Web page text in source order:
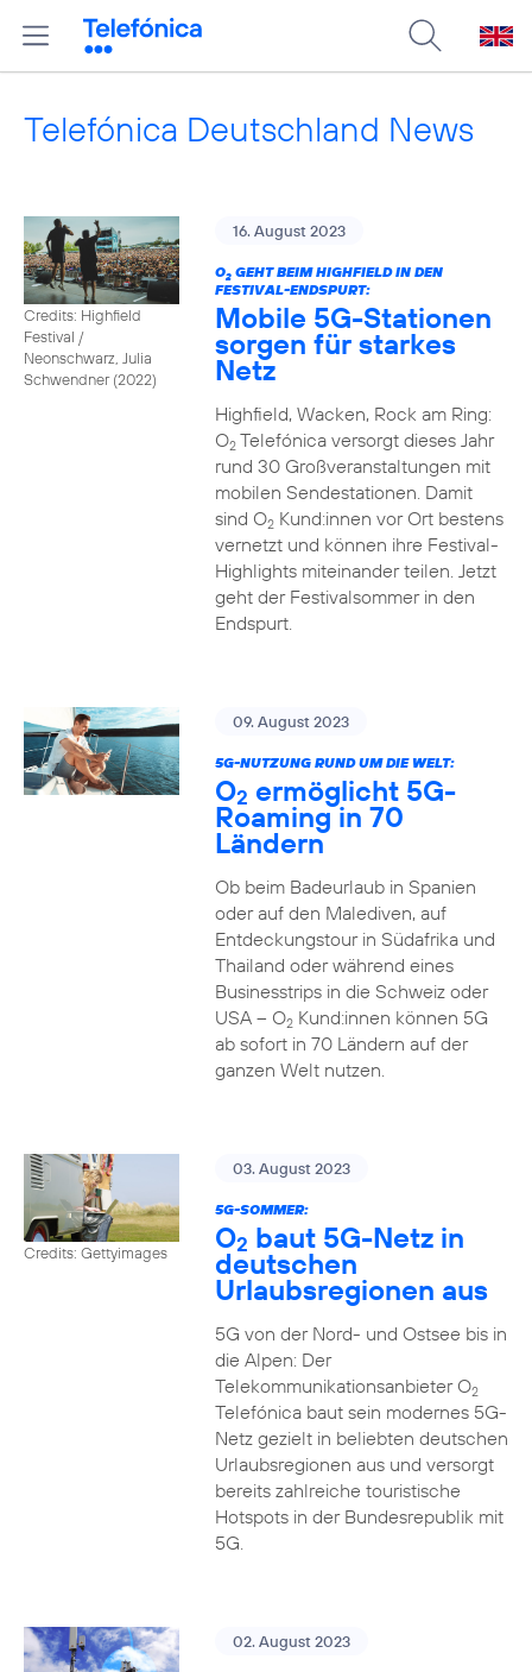
Telefónica Deutschland News
Credits: Highfield
Festival /
Neonschwarz, Julia
Schwendner (2022)
16. August 2023
O2GEHT BEIM HIGHFIELD IN DEN
FESTIVAL-ENDSPURT:
Mobile 5G-Stationen
sorgen für starkes
Netz
Highfield, Wacken, Rock am Ring:
O2Telefónica versorgt dieses Jahr
rund 30 Großveranstaltungen mit
mobilen Sendestationen. Damit
sind O2Kund:innen vor Ort bestens
vernetzt und können ihre Festival-
Highlights miteinander teilen. Jetzt
geht der Festivalsommer in den
Endspurt.
09. August 2023
5G-NUTZUNG RUND UM DIE WELT:
O2 ermöglicht 5G-
Roaming in 70
Ländern
Ob beim Badeurlaub in Spanien
oder auf den Malediven, auf
Entdeckungstour in Südafrika und
Thailand oder während eines
Businesstrips in die Schweiz oder
USA – O2Kund:innen können 5G
ab sofort in 70 Ländern auf der
ganzen Welt nutzen.
Credits: Gettyimages
03. August 2023
5G-SOMMER:
O2 baut 5G-Netz in
deutschen
Urlaubsregionen aus
5G von der Nord- und Ostsee bis in
die Alpen: Der
Telekommunikationsanbieter O2
Telefónica baut sein modernes 5G-
Netz gezielt in beliebten deutschen
Urlaubsregionen aus und versorgt
bereits zahlreiche touristische
Hotspots in der Bundesrepublik mit
5G.
02. August 2023